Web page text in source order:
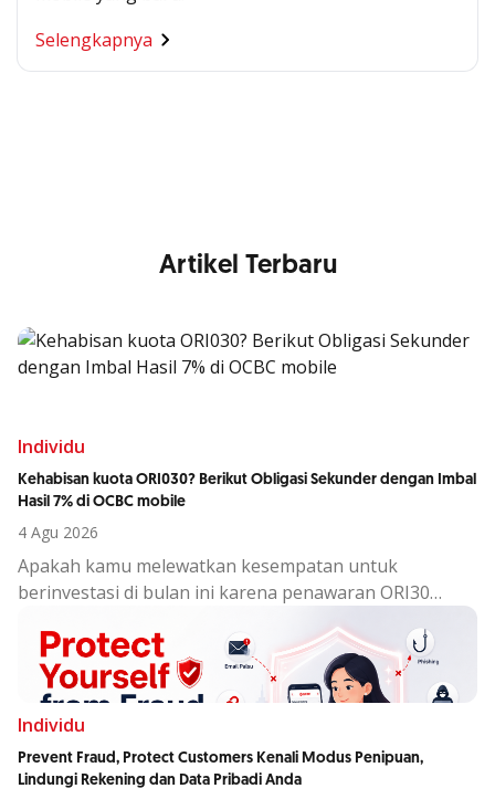
Selengkapnya
Segala Kemudahan Ada
di Satu Genggaman
Artikel Terbaru
Individu
Kehabisan kuota ORI030? Berikut Obligasi Sekunder dengan Imbal
Hasil 7% di OCBC mobile
4 Agu 2026
Apakah kamu melewatkan kesempatan untuk
berinvestasi di bulan ini karena penawaran ORI30
Individu
Prevent Fraud, Protect Customers Kenali Modus Penipuan,
Lindungi Rekening dan Data Pribadi Anda